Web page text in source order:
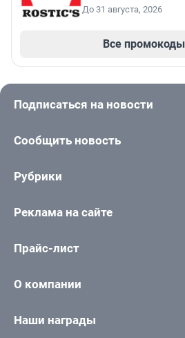
До 31 августа, 2026
Все промокоды
Подписаться на новости
Сообщить новость
Рубрики
Реклама на сайте
Прайс-лист
О компании
Наши награды